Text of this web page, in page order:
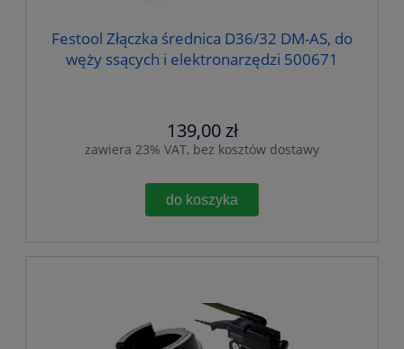
Festool Złączka średnica D36/32 DM-AS, do
węży ssących i elektronarzędzi 500671
139,00 zł
zawiera 23% VAT, bez kosztów dostawy
do koszyka